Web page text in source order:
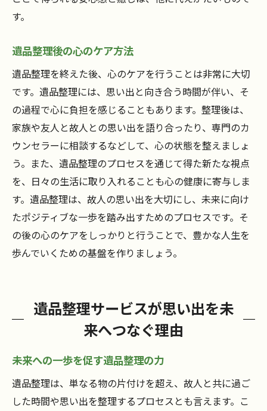
す。
遺品整理後の心のケア方法
遺品整理を終えた後、心のケアを行うことは非常に大切
です。遺品整理には、思い出と向き合う時間が伴い、そ
の過程で心に負担を感じることもあります。整理後は、
家族や友人と故人との思い出を語り合ったり、専門のカ
ウンセラーに相談するなどして、心の状態を整えましょ
う。また、遺品整理のプロセスを通じて得た新たな視点
を、日々の生活に取り入れることも心の健康に寄与しま
す。遺品整理は、故人の思い出を大切にし、未来に向け
たポジティブな一歩を踏み出すためのプロセスです。そ
の後の心のケアをしっかりと行うことで、豊かな人生を
歩んでいくための基盤を作りましょう。
遺品整理サービスが思い出を未
来へつなぐ理由
未来への一歩を促す遺品整理の力
遺品整理は、単なる物の片付けを超え、故人と共に過ご
した時間や思い出を整理するプロセスとも言えます。こ